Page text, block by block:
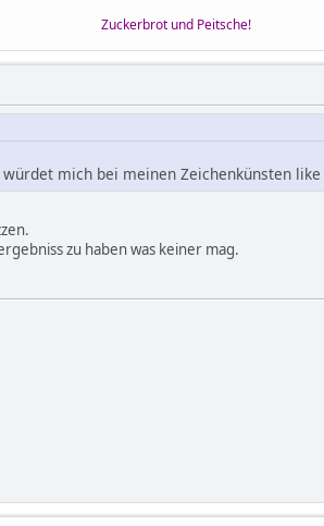
Zuckerbrot und Peitsche!
mich bei meinen Zeichenkünsten
zu haben was keiner mag.